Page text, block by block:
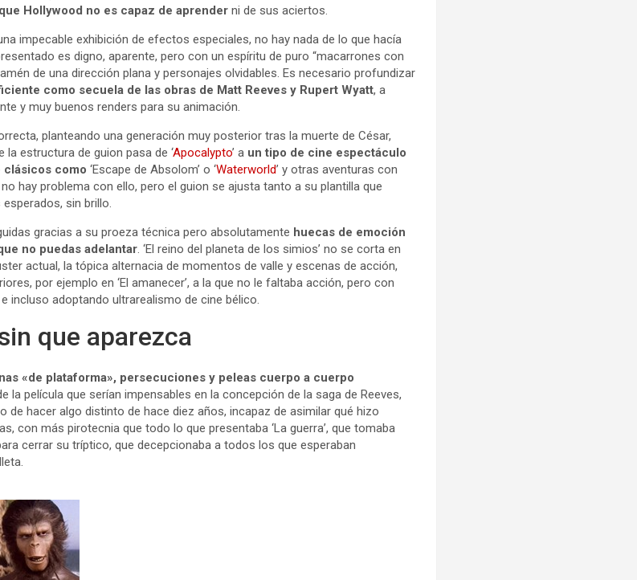
Hollywood no es capaz de aprender ni de sus aciertos.
impecable exhibición de efectos especiales, no hay nada de lo que hacía
es digno, aparente, pero con un espíritu de puro “macarrones con
de una dirección plana y personajes olvidables. Es necesario profundizar
como secuela de las obras de Matt Reeves y Rupert Wyatt, a
y muy buenos renders para su animación.
planteando una generación muy posterior tras la muerte de César,
estructura de guion pasa de ‘Apocalypto’ a un tipo de cine espectáculo
clásicos como ‘Escape de Absolom’ o ‘Waterworld’ y otras aventuras con
hay problema con ello, pero el guion se ajusta tanto a su plantilla que
sin brillo.
gracias a su proeza técnica pero absolutamente huecas de emoción
no puedas adelantar. ‘El reino del planeta de los simios’ no se corta en
actual, la tópica alternacia de momentos de valle y escenas de acción,
por ejemplo en ‘El amanecer’, a la que no le faltaba acción, pero con
incluso adoptando ultrarealismo de cine bélico.
que aparezca
«de plataforma», persecuciones y peleas cuerpo a cuerpo
la película que serían impensables en la concepción de la saga de Reeves,
hacer algo distinto de hace diez años, incapaz de asimilar qué hizo
con más pirotecnia que todo lo que presentaba ‘La guerra’, que tomaba
cerrar su tríptico, que decepcionaba a todos los que esperaban